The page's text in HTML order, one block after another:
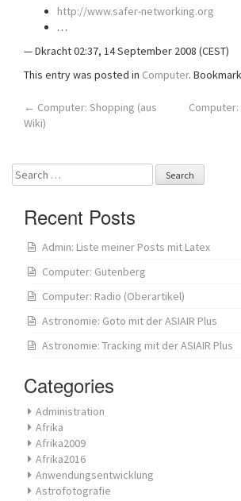
http://www.safer-networking.org
…
— Dkracht 02:37, 14 September 2008 (CEST)
This entry was posted in Computer.
Post
← Computer: Shopping (aus
Wiki)
Computer:
Search
for:
Recent Posts
Admin: Liste meiner Posts mit Latex
Computer: Gutenberg
Computer: Radio (Oberartikel)
Astronomie: Goto mit der ASIAIR Plus
Astronomie: Tracking mit der ASIAIR Plus
Categories
Administration
Afrika
Afrika2009
Afrika2016
Anwendungsentwicklung
Astrofotografie